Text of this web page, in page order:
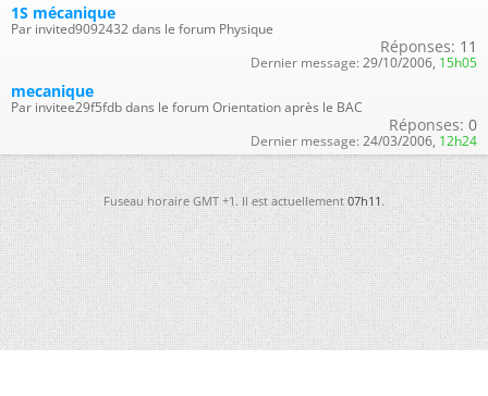
1S mécanique
Par invited9092432 dans le forum Physique
Réponses: 11
Dernier message: 29/10/2006, 15h05
mecanique
Par invitee29f5fdb dans le forum Orientation après le BAC
Réponses: 0
Dernier message: 24/03/2006, 12h24
Fuseau horaire GMT +1. Il est actuellement07h11.